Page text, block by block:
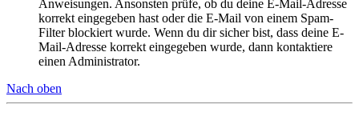
Anweisungen. Ansonsten prüfe, ob du deine E-Mail-Adresse
korrekt eingegeben hast oder die E-Mail von einem Spam-
Filter blockiert wurde. Wenn du dir sicher bist, dass deine E-
Mail-Adresse korrekt eingegeben wurde, dann kontaktiere
einen Administrator.
Nach oben